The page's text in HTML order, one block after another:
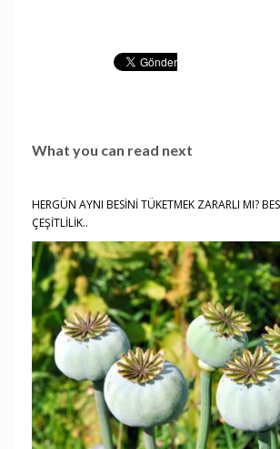
What you can read next
HERGÜN AYNI BESİNİ TÜKETMEK ZARARLI MI?
ÇEŞİTLİLİK..